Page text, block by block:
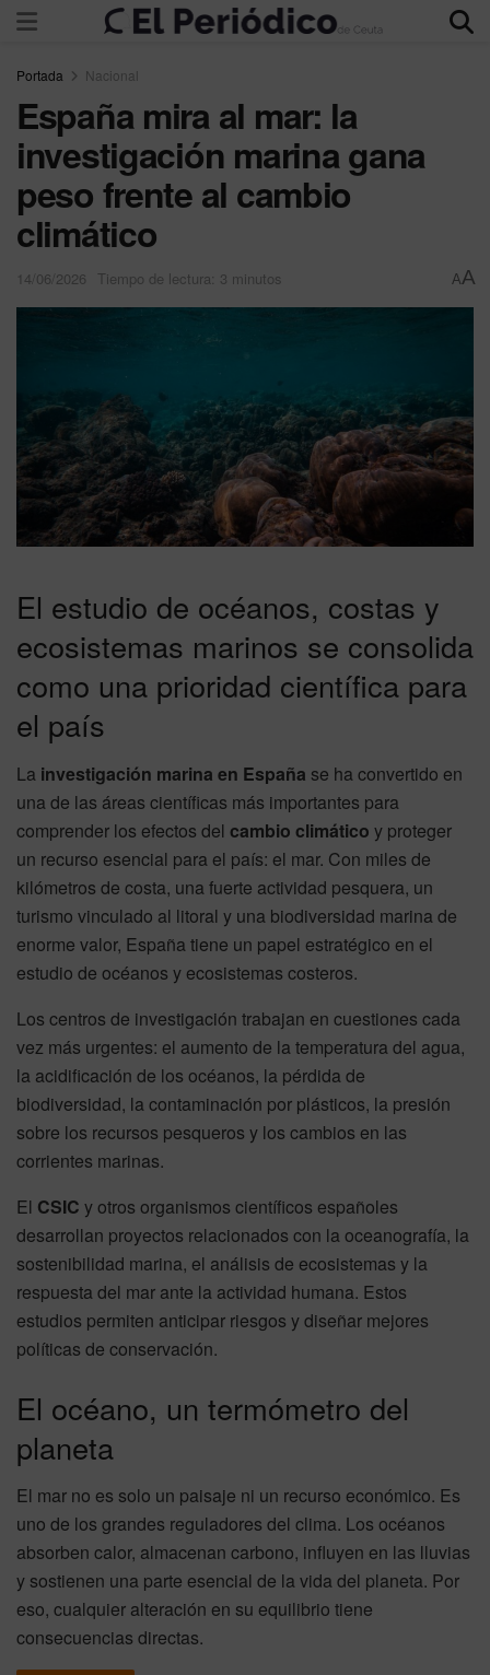
Portada Nacional
España mira al mar: la
investigación marina gana
peso frente al cambio
climático
14/06/2026 Tiempo de lectura: 3 minutos AA
El estudio de océanos, costas y
ecosistemas marinos se consolida
como una prioridad científica para
el país
La investigación marina en España se ha convertido en
una de las áreas científicas más importantes para
comprender los efectos del cambio climático y proteger
un recurso esencial para el país: el mar. Con miles de
kilómetros de costa, una fuerte actividad pesquera, un
turismo vinculado al litoral y una biodiversidad marina de
enorme valor, España tiene un papel estratégico en el
estudio de océanos y ecosistemas costeros.
Los centros de investigación trabajan en cuestiones cada
vez más urgentes: el aumento de la temperatura del agua,
la acidificación de los océanos, la pérdida de
biodiversidad, la contaminación por plásticos, la presión
sobre los recursos pesqueros y los cambios en las
corrientes marinas.
El CSIC y otros organismos científicos españoles
desarrollan proyectos relacionados con la oceanografía, la
sostenibilidad marina, el análisis de ecosistemas y la
respuesta del mar ante la actividad humana. Estos
estudios permiten anticipar riesgos y diseñar mejores
políticas de conservación.
El océano, un termómetro del
planeta
El mar no es solo un paisaje ni un recurso económico. Es
uno de los grandes reguladores del clima. Los océanos
absorben calor, almacenan carbono, influyen en las lluvias
y sostienen una parte esencial de la vida del planeta. Por
eso, cualquier alteración en su equilibrio tiene
consecuencias directas.